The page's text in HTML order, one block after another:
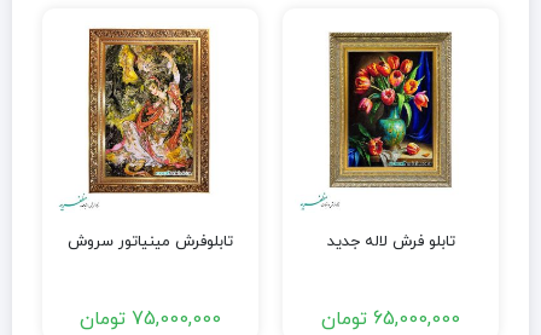
تابلو فرش لاله جدید
65,000,000 تومان
تابلوفرش مینیاتور سروش
75,000,000 تومان